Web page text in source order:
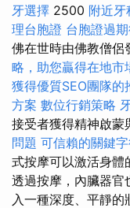
牙選擇 2500 附近牙
理台胞證 台胞證過
佛在世時由佛教僧侶
略，助您贏得在地市
獲得優質SEO團隊的
方案 數位行銷策略
接受者獲得精神啟蒙
問題 可信賴的關鍵
式按摩可以激活身體
透過按摩，內臟器官
入一種深度、平靜的